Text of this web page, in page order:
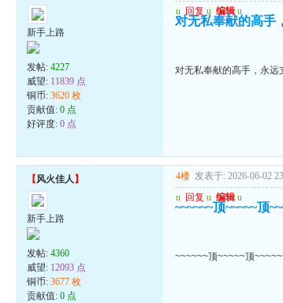
新手上路
发帖:4227
威望: 11839 点
铜币:3620 枚
贡献值:0 点
好评度:0 点
u 回复 u 编辑 u
对无私奉献的高手
对无私奉献的高手，永远
【风火佳人 】
新手上路
发帖:4360
威望: 12093 点
铜币:3677 枚
贡献值:0 点
4楼 发表于: 2026-06-02
u 回复 u 编辑 u
~~~~~~顶~~~~~顶
~~~~~~顶~~~~~顶